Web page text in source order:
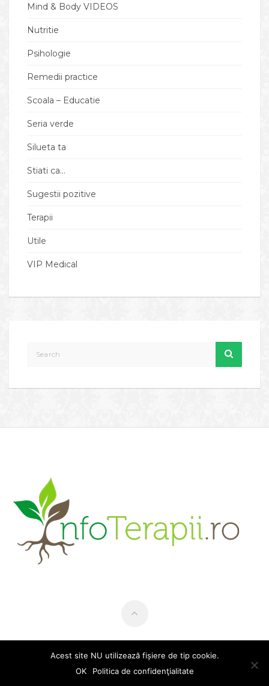
Mind & Body VIDEOS
Nutritie
Psihologie
Remedii practice
Scoala – Educatie
Seria verde
Silueta ta
Stiati ca…
Sugestii pozitive
Terapii
Utile
VIP Medical
© 2006 - 2025 InfoTerapii.ro
Acest site NU utilizează fișiere de tip cookie.
OK
Politica de confidenţialitate